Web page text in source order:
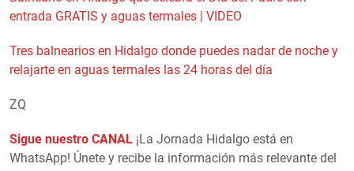
entrada GRATIS y aguas termales | VIDEO
Tres balnearios en Hidalgo donde puedes nadar de noche y
relajarte en aguas termales las 24 horas del día
ZQ
Sigue nuestro CANAL ¡La Jornada Hidalgo está en
WhatsApp! Únete y recibe la información más relevante del